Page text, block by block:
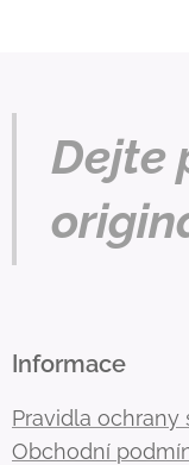
Dejte
Informace
Pravidla ochrany
Obchodní